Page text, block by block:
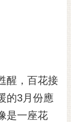
醒，百花接
的3月份應
是一座花